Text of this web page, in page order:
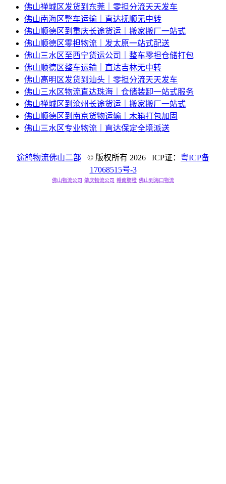
佛山禅城区发货到东莞｜零担分流天天发车
佛山南海区整车运输｜直达抚顺无中转
佛山顺德区到重庆长途货运｜搬家搬厂一站式
佛山顺德区零担物流｜发太原一站式配送
佛山三水区至西宁货运公司｜整车零担仓储打包
佛山顺德区整车运输｜直达吉林无中转
佛山高明区发货到汕头｜零担分流天天发车
佛山三水区物流直达珠海｜仓储装卸一站式服务
佛山禅城区到沧州长途货运｜搬家搬厂一站式
佛山顺德区到南京货物运输｜木箱打包加固
佛山三水区专业物流｜直达保定全境派送
途鸽物流佛山二部 © 版权所有 2026 ICP证： 粤ICP备
17068515号-3
佛山物流公司 肇庆物流公司 赣南脐橙 佛山到海口物流